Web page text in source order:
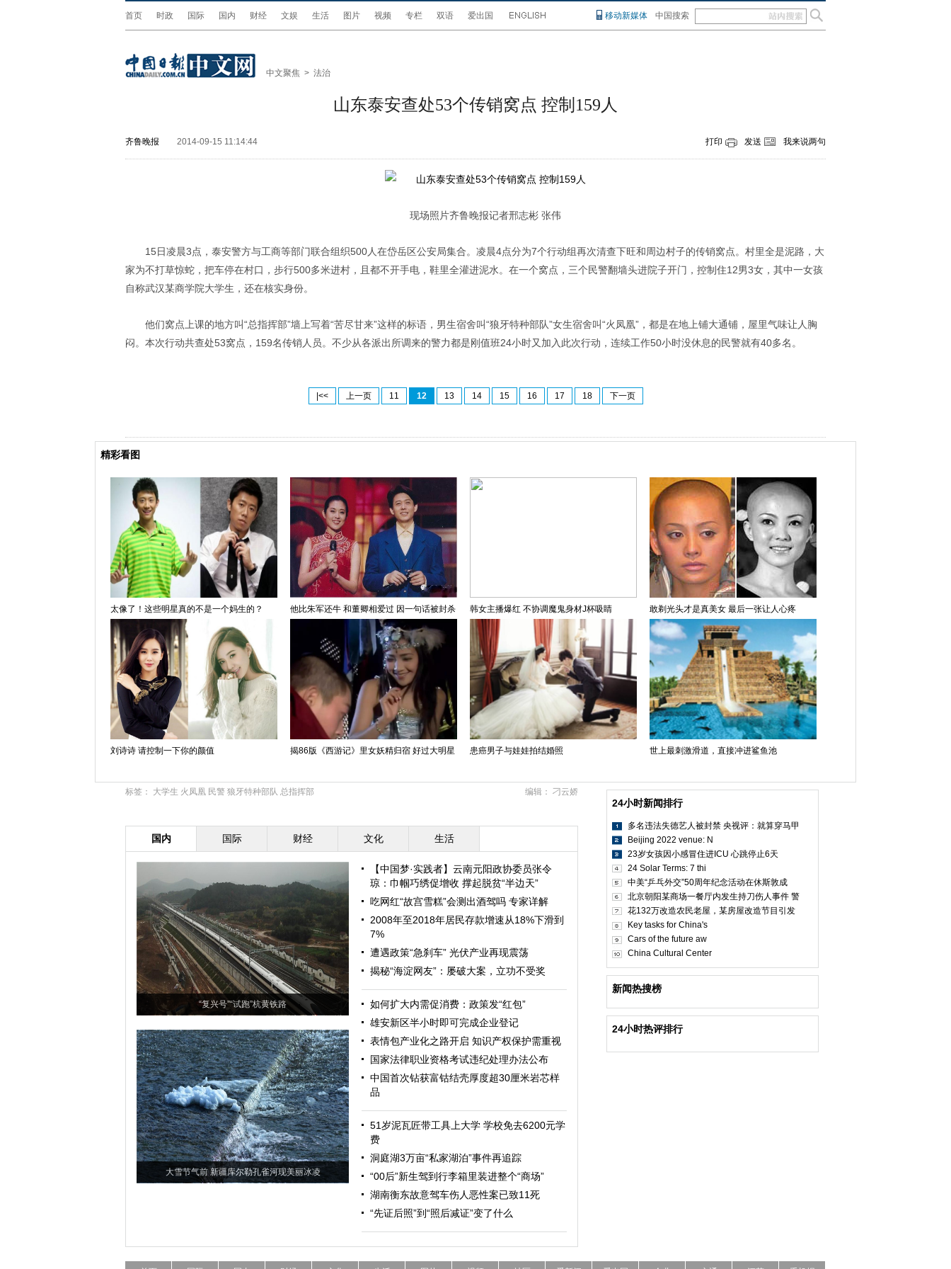
首页 时政 国际 国内 财经 文娱 生活 图片 视频 专栏 双语 爱出国 移动新媒体 中国搜索
中文聚焦 > 法治
山东泰安查处53个传销窝点 控制159人
齐鲁晚报 2014-09-15 11:14:44 打印 发送 我来说两句
现场照片齐鲁晚报记者邢志彬 张伟
15日凌晨3点，泰安警方与工商等部门联合组织500人在岱岳区公安局集合。凌晨4点分为7个行动组再次清查下旺和周边村子的传销窝点。村里全是泥路，大
家为不打草惊蛇，把车停在村口，步行500多米进村，且都不开手电，鞋里全灌进泥水。在一个窝点，三个民警翻墙头进院子开门，控制住12男3女，其中一女孩
自称武汉某商学院大学生，还在核实身份。
他们窝点上课的地方叫“总指挥部”墙上写着“苦尽甘来”这样的标语，男生宿舍叫“狼牙特种部队”女生宿舍叫“火凤凰”，都是在地上铺大通铺，屋里气味让人胸
闷。本次行动共查处53窝点，159名传销人员。不少从各派出所调来的警力都是刚值班24小时又加入此次行动，连续工作50小时没休息的民警就有40多名。
|<< 上一页 11 12 13 14 15 16 17 18 下一页
精彩看图
太像了！这些明星真的不是一个妈生的？ 他比朱军还牛 和董卿相爱过 因一句话被封杀 韩女主播爆红 不协调魔鬼身材J杯吸睛 敢剃光头才是真美女 最后一张让人心疼
刘诗诗 请控制一下你的颜值 揭86版《西游记》里女妖精归宿 好过大明星 患癌男子与娃娃拍结婚照 世上最刺激滑道，直接冲进鲨鱼池
编辑： 刁云娇
标签： 大学生 火凤凰 民警 狼牙特种部队 总指挥部
国内 国际 财经 文化 生活
“复兴号”“试跑”杭黄铁路
大雪节气前 新疆库尔勒孔雀河现美丽冰凌
【中国梦·实践者】云南元阳政协委员张令
琼：巾帼巧绣促增收 撑起脱贫“半边天”
吃网红“故宫雪糕”会测出酒驾吗 专家详解
2008年至2018年居民存款增速从18%下滑到
7%
遭遇政策“急刹车” 光伏产业再现震荡
揭秘“海淀网友”：屡破大案，立功不受奖
如何扩大内需促消费：政策发“红包”
雄安新区半小时即可完成企业登记
表情包产业化之路开启 知识产权保护需重视
国家法律职业资格考试违纪处理办法公布
中国首次钻获富钴结壳厚度超30厘米岩芯样
品
51岁泥瓦匠带工具上大学 学校免去6200元学
费
洞庭湖3万亩“私家湖泊”事件再追踪
“00后”新生驾到行李箱里装进整个“商场”
湖南衡东故意驾车伤人恶性案已致11死
“先证后照”到“照后减证”变了什么
24小时新闻排行
多名违法失德艺人被封禁 央视评：就算穿马甲
Beijing 2022 venue: N
23岁女孩因小感冒住进ICU 心跳停止6天
24 Solar Terms: 7 thi
中美“乒乓外交”50周年纪念活动在休斯敦成
北京朝阳某商场一餐厅内发生持刀伤人事件 警
花132万改造农民老屋，某房屋改造节目引发
Key tasks for China's
Cars of the future aw
China Cultural Center
新闻热搜榜
24小时热评排行